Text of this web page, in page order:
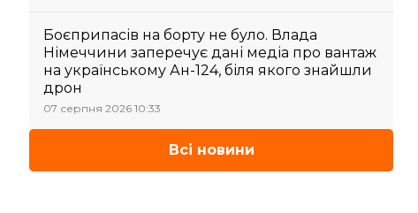
Боєприпасів на борту не було. Влада
Німеччини заперечує дані медіа про вантаж
на українському Ан-124, біля якого знайшли
дрон
07 серпня 2026 10:33
Всі новини